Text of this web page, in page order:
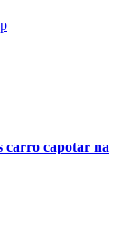
carro capotar na